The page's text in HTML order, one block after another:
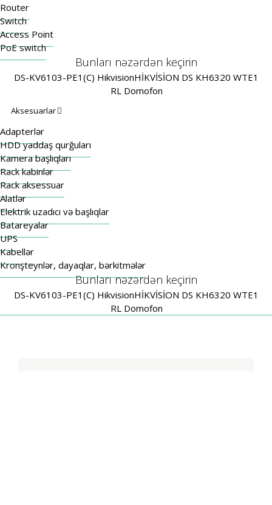
Router
Switch
Access Point
PoE switch
Bunları nəzərdən keçirin
DS-KV6103-PE1(C) HikvisionHİKVİSİON DS KH6320 WTE1
RL Domofon
Aksesuarlar
Adapterlər
HDD yaddaş qurğuları
Kamera başlıqları
Rack kabinlər
Rack aksessuar
Alatlər
Elektrik uzadıcı və başlıqlar
Batareyalar
UPS
Kabellər
Kronşteynlər, dayaqlar, bərkitmələr
Bunları nəzərdən keçirin
DS-KV6103-PE1(C) HikvisionHİKVİSİON DS KH6320 WTE1
RL Domofon